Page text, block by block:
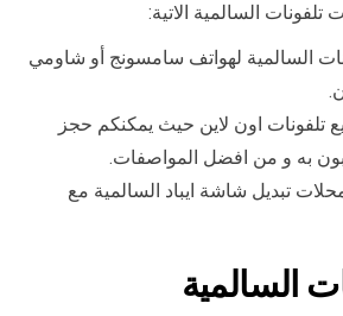
السالمية الاتية:
السالمية لهواتف سامسونج أو شاومي
تلفونات اون لاين حيث يمكنكم حجز
به و من افضل المواصفات.
تبديل شاشة ايباد السالمية مع
السالمية